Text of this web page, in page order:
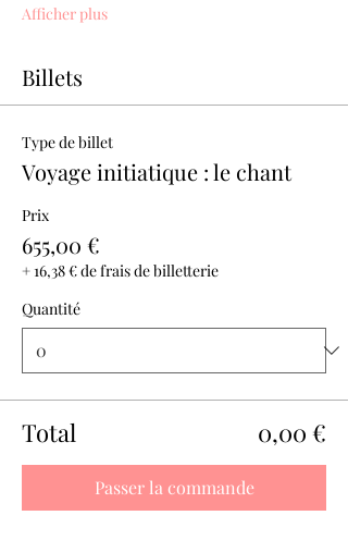
Afficher plus
Billets
Type de billet
Voyage initiatique : le chant
Prix
655,00 €
+ 16,38 € de frais de billetterie
Quantité
Total 0,00 €
Passer la commande